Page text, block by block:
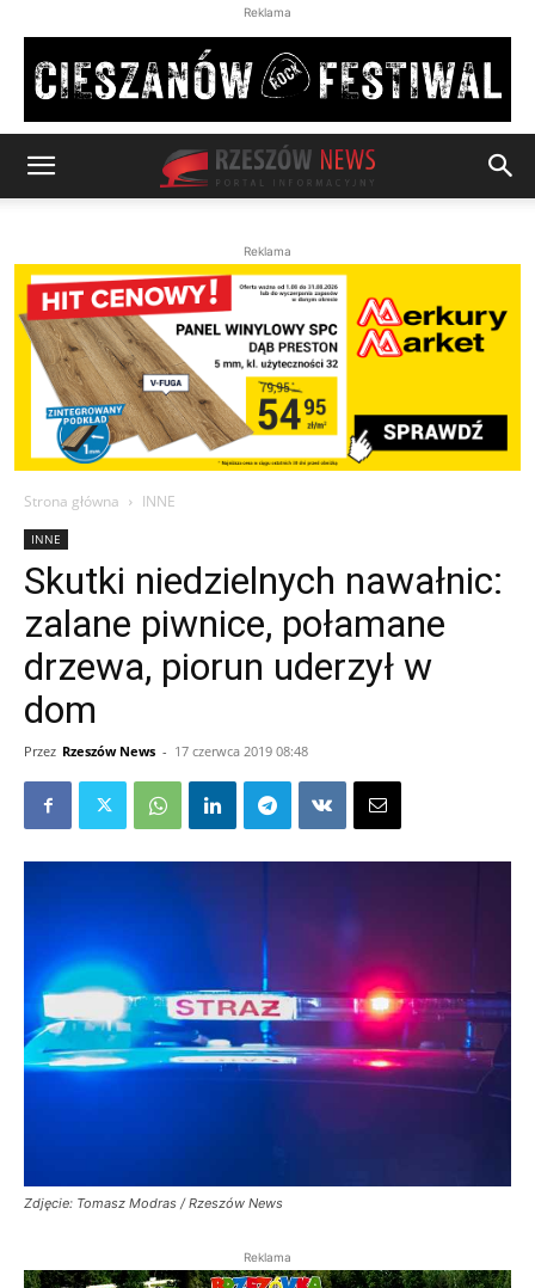
Reklama
Reklama
Strona główna INNE
INNE
Skutki niedzielnych nawałnic:
zalane piwnice, połamane
drzewa, piorun uderzył w
dom
Przez Rzeszów News - 17 czerwca 2019 08:48
Zdjęcie: Tomasz Modras / Rzeszów News
Reklama